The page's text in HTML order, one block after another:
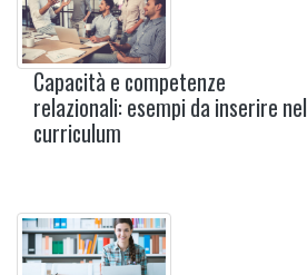
Capacità e competenze
relazionali: esempi da inserire nel
curriculum